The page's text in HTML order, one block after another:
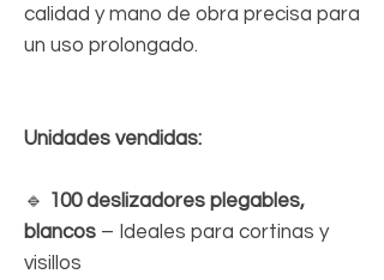
calidad y mano de obra precisa para
un uso prolongado.
Unidades vendidas:
🔹 100 deslizadores plegables,
blancos – Ideales para cortinas y
visillos